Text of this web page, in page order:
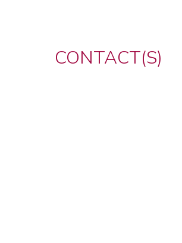
CONTACT(S)